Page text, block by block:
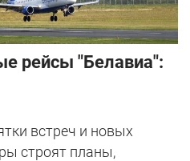
рейсы "Белавиа":
встреч и новых
строят планы,